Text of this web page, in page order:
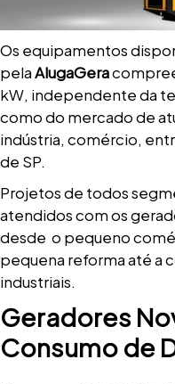
Os equipamentos
pelaAlugaGera
kW, independente da
como do mercado de
indústria, comércio,
de SP.
Projetos de todos
atendidos com os
desde o pequeno
pequena reforma até a
industriais.
Geradores
Consumo de